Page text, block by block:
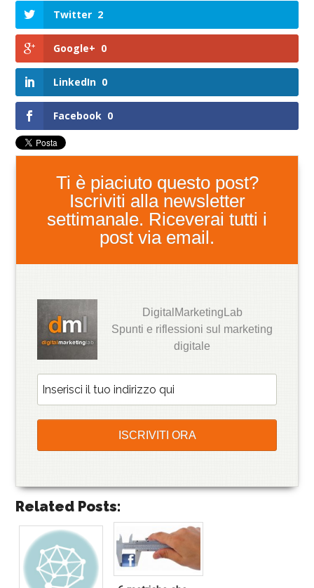
Twitter 2
Google+ 0
LinkedIn 0
Facebook 0
Ti è piaciuto questo post?
Iscriviti alla newsletter
settimanale. Riceverai tutti i
post via email.
DigitalMarketingLab
Spunti e riflessioni sul marketing
digitale
Related Posts: